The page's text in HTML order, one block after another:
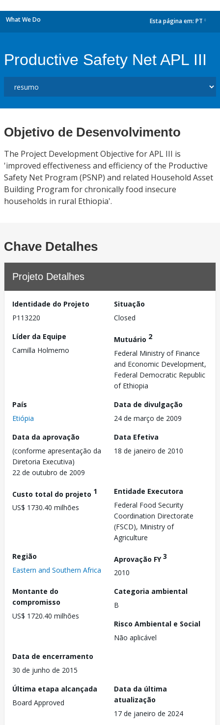
What We Do Esta página em: PT
Productive Safety Net APL III
Objetivo de Desenvolvimento
The Project Development Objective for APL III is
'improved effectiveness and efficiency of the Productive
Safety Net Program (PSNP) and related Household Asset
Building Program for chronically food insecure
households in rural Ethiopia'.
Chave Detalhes
Projeto Detalhes
Identidade do Projeto
P113220
Situação
Closed
Líder da Equipe
Camilla Holmemo
Mutuário 2
Federal Ministry of Finance
and Economic Development,
Federal Democratic Republic
of Ethiopia
País
Etiópia
Data de divulgação
24 de março de 2009
Data da aprovação
(conforme apresentação da
Diretoria Executiva)
22 de outubro de 2009
Data Efetiva
18 de janeiro de 2010
Custo total do projeto 1
US$ 1730.40 milhões
Entidade Executora
Federal Food Security
Coordination Directorate
(FSCD), Ministry of
Agriculture
Região
Eastern and Southern Africa
Aprovação FY3
2010
Montante do
compromisso
US$ 1720.40 milhões
Categoria ambiental
B
Risco Ambiental e Social
Não aplicável
Data de encerramento
30 de junho de 2015
Última etapa alcançada
Board Approved
Data da última
atualização
17 de janeiro de 2024